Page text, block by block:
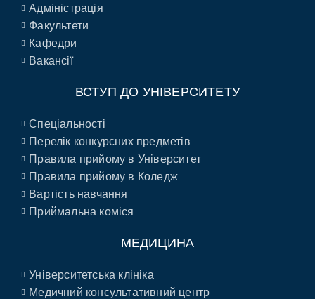
Адміністрація
Факультети
Кафедри
Вакансії
ВСТУП ДО УНІВЕРСИТЕТУ
Спеціальності
Перелік конкурсних предметів
Правила прийому в Університет
Правила прийому в Коледж
Вартість навчання
Приймальна коміся
МЕДИЦИНА
Університетська клініка
Медичний консультативний центр